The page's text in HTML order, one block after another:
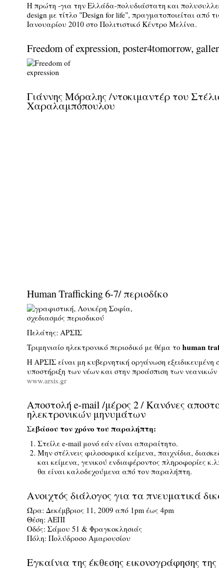
Η πρώτη -για την Ελλάδα-πολυδιάστατη και
design με τίτλο "Design for life", πραγματοποιείται από
Ιανουαρίου 2010 στο Πολιτιστικό Κέντρο Μελίνα.
Freedom of expression, poster4tomorrow,
Γιάννης Μόραλης /ντοκιμαντέρ του
Χαραλαμπόπουλου
Ηuman Trafficking 6-7/ περιοδίκο
Πελάτης: ΑΡΣΙΣ
Τριμηνιαίο ηλεκτρονικό περιοδικό με θέμα το human
Η ΑΡΣΙΣ είναι μη κυβερνητική οργάνωση εξειδικευμένη
υποστήριξη των νέων και στην προάσπιση των
www.arsis.gr
Αποστολή e-mail /μέρος 2 / Κανόνες
ηλεκτρονικών μηνυμάτων
Σεβάσου τον χρόνο του παραλήπτη:
Στείλε e-mail μονό εάν είναι απαραίτητο.
Μην στέλνεις φιλοσοφικά κείμενα, παιχνίδια,
και κείμενα, γενικού ενδιαφέροντος πληροφορίες
θα είναι καλοδεχούμενα από τον παραλήπτη.
Ανοιχτός διάλογος για τα πνευματικά
Ώρα: Δεκέμβριος 11, 2009 από 1pm έως 4pm
Θέση: ΑΕΠΙ
Οδός: Σάμου 51 & Φραγκοκλησιάς
Πόλη: Πολύδροσο Αμαρουσίου
Eγκαίνια της έκθεσης εικονογράφησης